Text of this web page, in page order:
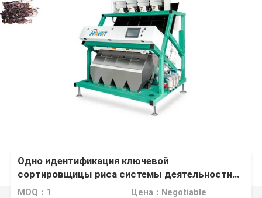
Одно идентификация ключевой
сортировщицы риса системы деятельности
умное
MOQ：1 Цена：Negotiable